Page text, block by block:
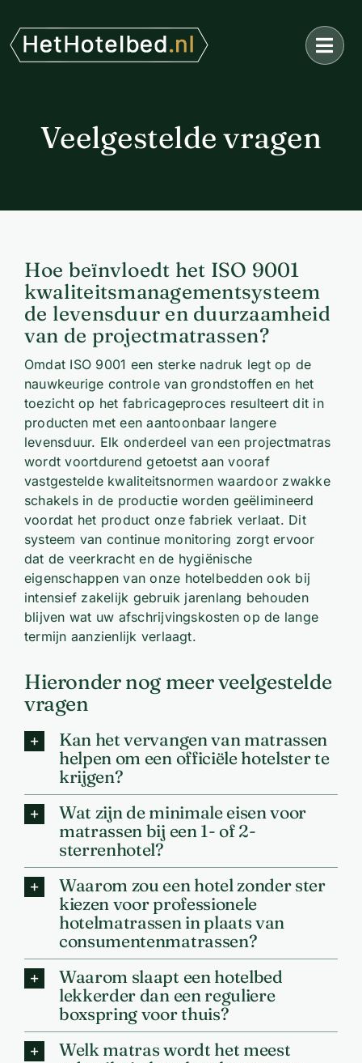
naar
inhoud
Veelgestelde vragen
Hoe beïnvloedt het ISO 9001
kwaliteitsmanagementsysteem
de levensduur en duurzaamheid
van de projectmatrassen?
Omdat ISO 9001 een sterke nadruk legt op de
nauwkeurige controle van grondstoffen en het
toezicht op het fabricageproces resulteert dit in
producten met een aantoonbaar langere
levensduur. Elk onderdeel van een projectmatras
wordt voortdurend getoetst aan vooraf
vastgestelde kwaliteitsnormen waardoor zwakke
schakels in de productie worden geëlimineerd
voordat het product onze fabriek verlaat. Dit
systeem van continue monitoring zorgt ervoor
dat de veerkracht en de hygiënische
eigenschappen van onze hotelbedden ook bij
intensief zakelijk gebruik jarenlang behouden
blijven wat uw afschrijvingskosten op de lange
termijn aanzienlijk verlaagt.
Hieronder nog meer veelgestelde
vragen
Kan het vervangen van matrassen
helpen om een officiële hotelster te
krijgen?
Wat zijn de minimale eisen voor
matrassen bij een 1- of 2-
sterrenhotel?
Waarom zou een hotel zonder ster
kiezen voor professionele
hotelmatrassen in plaats van
consumentenmatrassen?
Waarom slaapt een hotelbed
lekkerder dan een reguliere
boxspring voor thuis?
Welk matras wordt het meest